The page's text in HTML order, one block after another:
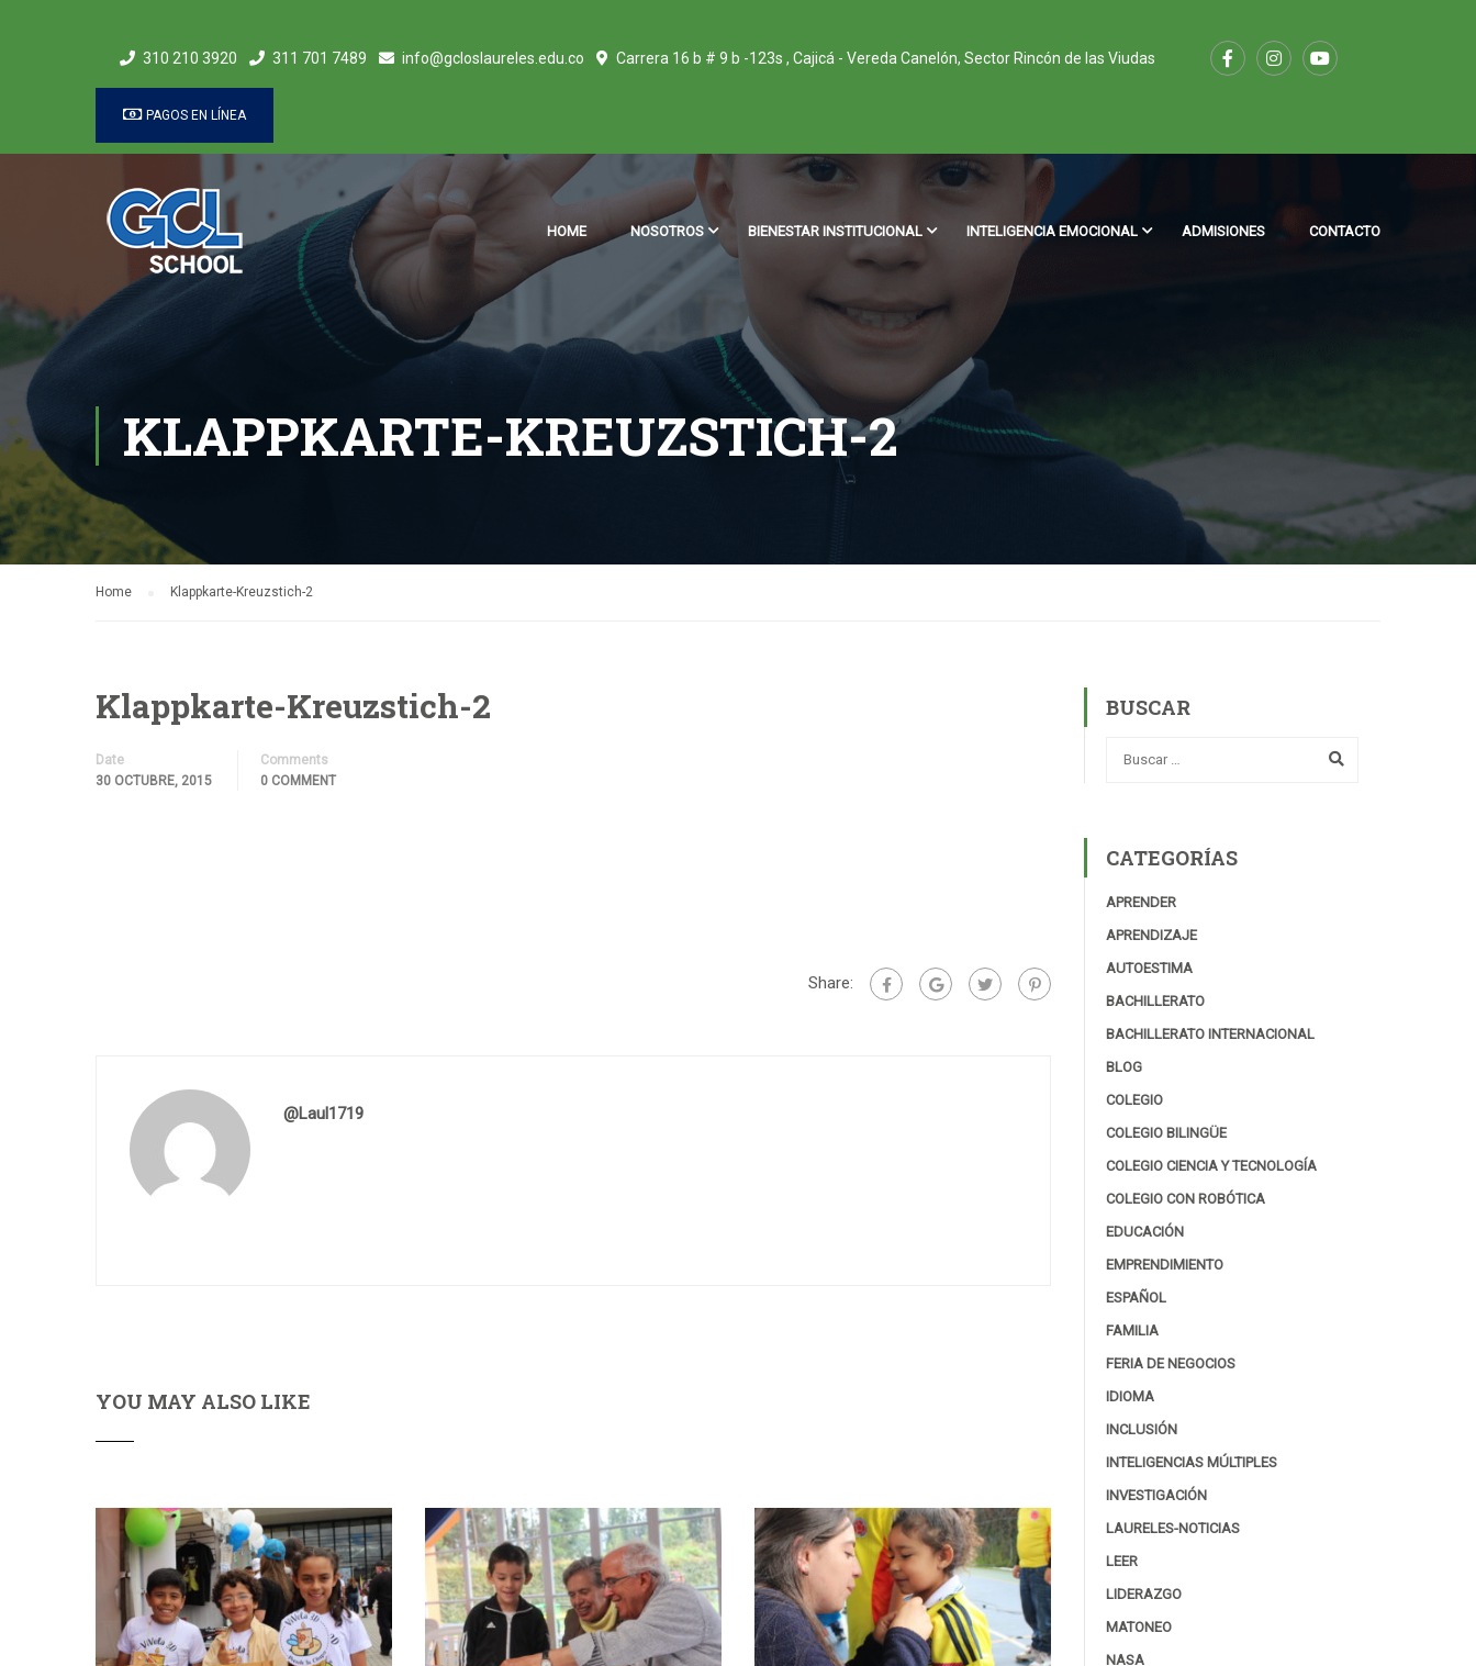
310 210 3920 311 701 7489 info@gcloslaureles.edu.co Carrera 16 b # 9 b -123s , Cajicá - Vereda Canelón, Sector Rincón de las Viudas
PAGOS EN LÍNEA
HOME NOSOTROS BIENESTAR INSTITUCIONAL INTELIGENCIA EMOCIONAL ADMISIONES CONTACTO
KLAPPKARTE-KREUZSTICH-2
Home Klappkarte-Kreuzstich-2
Klappkarte-Kreuzstich-2
Date
30 OCTUBRE, 2015
Comments
0 COMMENT
Share:
@laul1719
YOU MAY ALSO LIKE
BUSCAR
CATEGORÍAS
APRENDER
APRENDIZAJE
AUTOESTIMA
BACHILLERATO
BACHILLERATO INTERNACIONAL
BLOG
COLEGIO
COLEGIO BILINGÜE
COLEGIO CIENCIA Y TECNOLOGÍA
COLEGIO CON ROBÓTICA
EDUCACIÓN
EMPRENDIMIENTO
ESPAÑOL
FAMILIA
FERIA DE NEGOCIOS
IDIOMA
INCLUSIÓN
INTELIGENCIAS MÚLTIPLES
INVESTIGACIÓN
LAURELES-NOTICIAS
LEER
LIDERAZGO
MATONEO
NASA